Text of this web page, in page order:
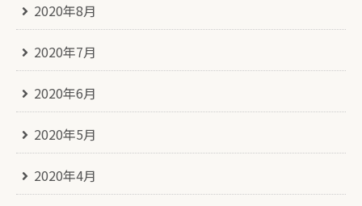
2020年8月
2020年7月
2020年6月
2020年5月
2020年4月